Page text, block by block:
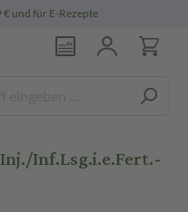
€ und für E-Rezepte
Inf.Lsg.i.e.Fert.-